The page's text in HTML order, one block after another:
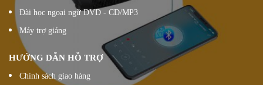
Đài học ngoại ngữ DVD - CD/MP3
Máy trợ giảng
HƯỚNG DẪN HỖ TRỢ
Chính sách giao hàng